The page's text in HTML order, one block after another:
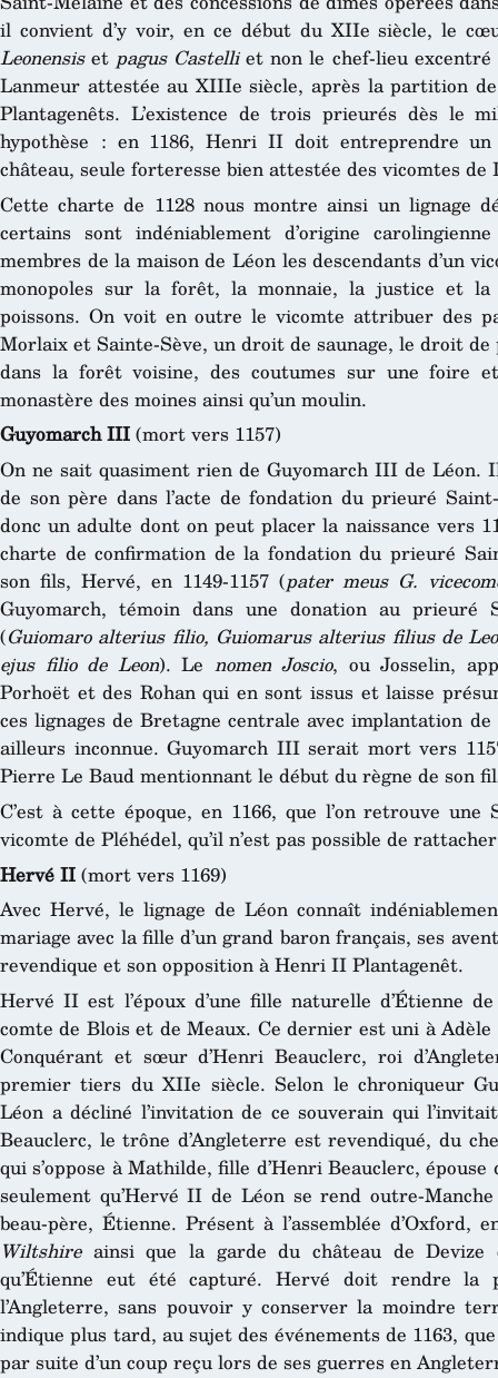
il convient d’y voir, en ce début du XIIe siècle, le
Leonensiset pagus Castelliet non le chef-lieu
Lanmeur attestée au XIIIe siècle, après la partition
Plantagenêts. L’existence de trois prieurés dès le
hypothèse : en 1186, Henri II doit entreprendre
château, seule forteresse bien attestée des vicomtes de
Cette charte de 1128 nous montre ainsi un lignage
certains sont indéniablement d’origine
membres de la maison de Léon les descendants d’un
monopoles sur la forêt, la monnaie, la justice et la
poissons. On voit en outre le vicomte attribuer des
Morlaix et Sainte-Sève, un droit de saunage, le droit
dans la forêt voisine, des coutumes sur une foire
monastère des moines ainsi qu’un moulin.
Guyomarch III (mort vers 1157)
On ne sait quasiment rien de Guyomarch III de Léon.
de son père dans l’acte de fondation du prieuré
donc un adulte dont on peut placer la naissance vers
charte de confirmation de la fondation du prieuré
son fils, Hervé, en 1149-1157 (pater meus G.
Guyomarch, témoin dans une donation au prieuré
(Guiomaro alterius filio, Guiomarus alterius filius de
ejus filio de Leon). Le nomen Joscio, ou Josselin,
Porhoët et des Rohan qui en sont issus et laisse
ces lignages de Bretagne centrale avec implantation
ailleurs inconnue. Guyomarch III serait mort vers
Pierre Le Baud mentionnant le début du règne de son
C’est à cette époque, en 1166, que l’on retrouve
vicomte de Pléhédel, qu’il n’est pas possible de
Hervé II (mort vers 1169)
Avec Hervé, le lignage de Léon connaît
mariage avec la fille d’un grand baron français, ses
revendique et son opposition à Henri II Plantagenêt.
Hervé II est l’époux d’une fille naturelle d’Étienne
comte de Blois et de Meaux. Ce dernier est uni à
Conquérant et sœur d’Henri Beauclerc, roi
premier tiers du XIIe siècle. Selon le chroniqueur
Léon a décliné l’invitation de ce souverain qui
Beauclerc, le trône d’Angleterre est revendiqué, du
qui s’oppose à Mathilde, fille d’Henri Beauclerc,
seulement qu’Hervé II de Léon se rend outre-
beau-père, Étienne. Présent à l’assemblée
Wiltshireainsi que la garde du château de Devize
qu’Étienne eut été capturé. Hervé doit rendre
l’Angleterre, sans pouvoir y conserver la moindre
indique plus tard, au sujet des événements de 1163,
par suite d’un coup reçu lors de ses guerres en